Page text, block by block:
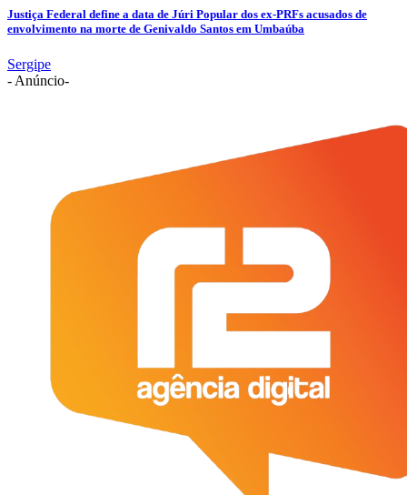
Justiça Federal define a data de Júri Popular dos ex-PRFs acusados de
envolvimento na morte de Genivaldo Santos em Umbaúba
Sergipe
- Anúncio-